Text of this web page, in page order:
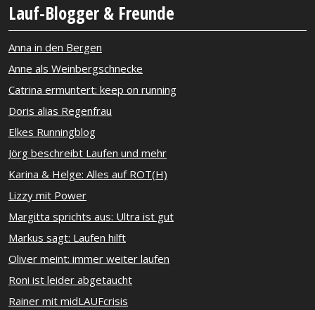
Lauf-Blogger & Freunde
Anna in den Bergen
Anne als Weinbergschnecke
Catrina ermuntert: keep on running
Doris alias Regenfrau
Elkes Runningblog
Jörg beschreibt Laufen und mehr
Karina & Helge: Alles auf ROT(H)
Lizzy mit Power
Margitta sprichts aus: Ultra ist gut
Markus sagt: Laufen hilft
Oliver meint: immer weiter laufen
Roni ist leider abgetaucht
Rainer mit midLAUFcrisis